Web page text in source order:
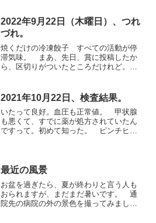
も考えるのですが……。 ...
2022年9月22日（木曜日）、つれ
づれ。
焼くだけの冷凍餃子 すべての活動が停
滞気味。 まあ、先日、賞に投稿したか
ら、区切りがついたところだけれど。
乱れる。 そうそう、「女」なんて言い
方がいけないらしいね。今の...
2021年10月22日、検査結果。
いたって良好。血圧も正常値。 甲状腺
も悪くて、すでに薬が処方されていたん
ですって。初めて知った。 ピンチヒッ
い」とのこと。「そんな、...
最近の風景
お盆を過ぎたら、夏が終わりと言う人も
おられますが、まだまだ暑いです。 通
院先の病院の外の景色を撮ってみまし